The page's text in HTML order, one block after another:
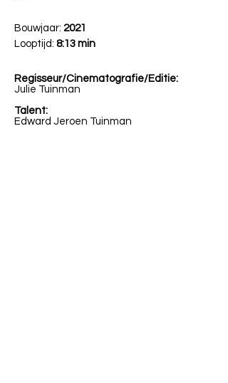
Bouwjaar: 2021
Looptijd: 8:13 min
Regisseur/Cinematografie/Editie:
Julie Tuinman
Talent:
Edward Jeroen Tuinman